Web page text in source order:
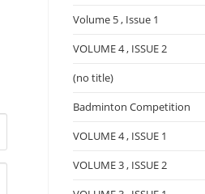
Volume 5 , Issue 1
VOLUME 4 , ISSUE 2
(no title)
Badminton Competition
VOLUME 4 , ISSUE 1
VOLUME 3 , ISSUE 2